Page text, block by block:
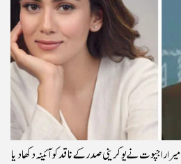
میرا راجپوت نے یوکرینی صدر کے ناقد کو آئینہ دکھادیا